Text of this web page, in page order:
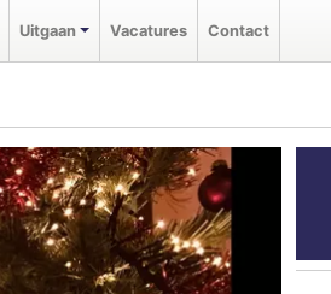
Uitgaan Vacatures Contact